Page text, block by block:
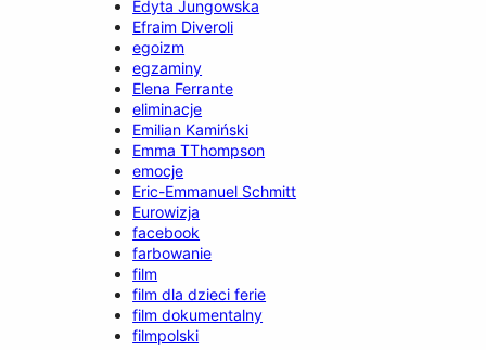
Edyta Jungowska
Efraim Diveroli
egoizm
egzaminy
Elena Ferrante
eliminacje
Emilian Kamiński
Emma TThompson
emocje
Eric-Emmanuel Schmitt
Eurowizja
facebook
farbowanie
film
film dla dzieci ferie
film dokumentalny
filmpolski